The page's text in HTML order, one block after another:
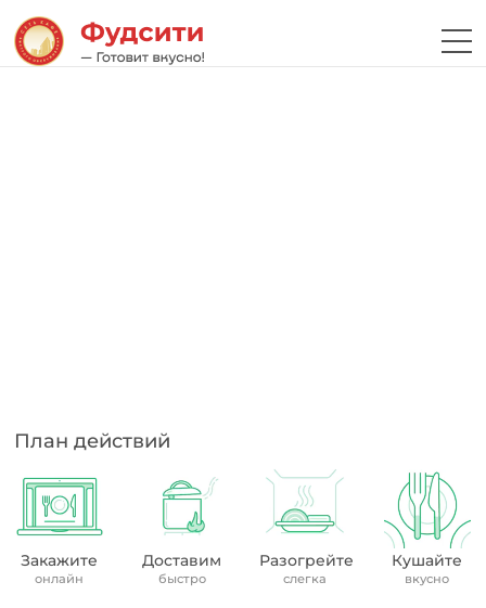
План действий
Закажите
онлайн
Доставим
быстро
Разогрейте
слегка
Кушайте
вкусно